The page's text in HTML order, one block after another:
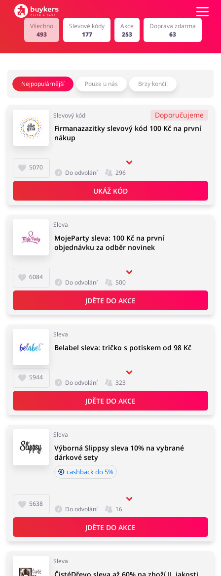
Kategorie
Domácnost a spotřebiče
Přihlásit se
Registrovat
Všechno
493
Slevové kódy
177
Akce
253
Doprava zdarma
63
Nejpopulárnější Pouze u nás Brzy končí!
Slevový kód Doporučujeme
5070
Firmanazazitky slevový kód 100 Kč na první
nákup
Do odvolání 296
UKÁŽ KÓD
Sleva
6084
MojeParty sleva: 100 Kč na první
objednávku za odběr novinek
Do odvolání 500
JDĚTE DO AKCE
Sleva
5944
Belabel sleva: tričko s potiskem od 98 Kč
Do odvolání 323
JDĚTE DO AKCE
Sleva
5638
Výborná Slippsy sleva 10% na vybrané
dárkové sety
cashback do 5%
Do odvolání 16
JDĚTE DO AKCE
Sleva